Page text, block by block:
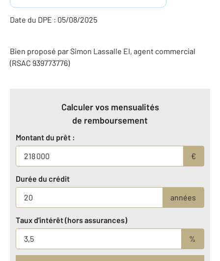
Date du DPE : 05/08/2025
Bien proposé parSimon Lassalle EI, agent commercial
(RSAC 939773776)
Calculer vos mensualités
de remboursement
Montant du prêt :
€
Durée du crédit
années
Taux d'intérêt (hors assurances)
%